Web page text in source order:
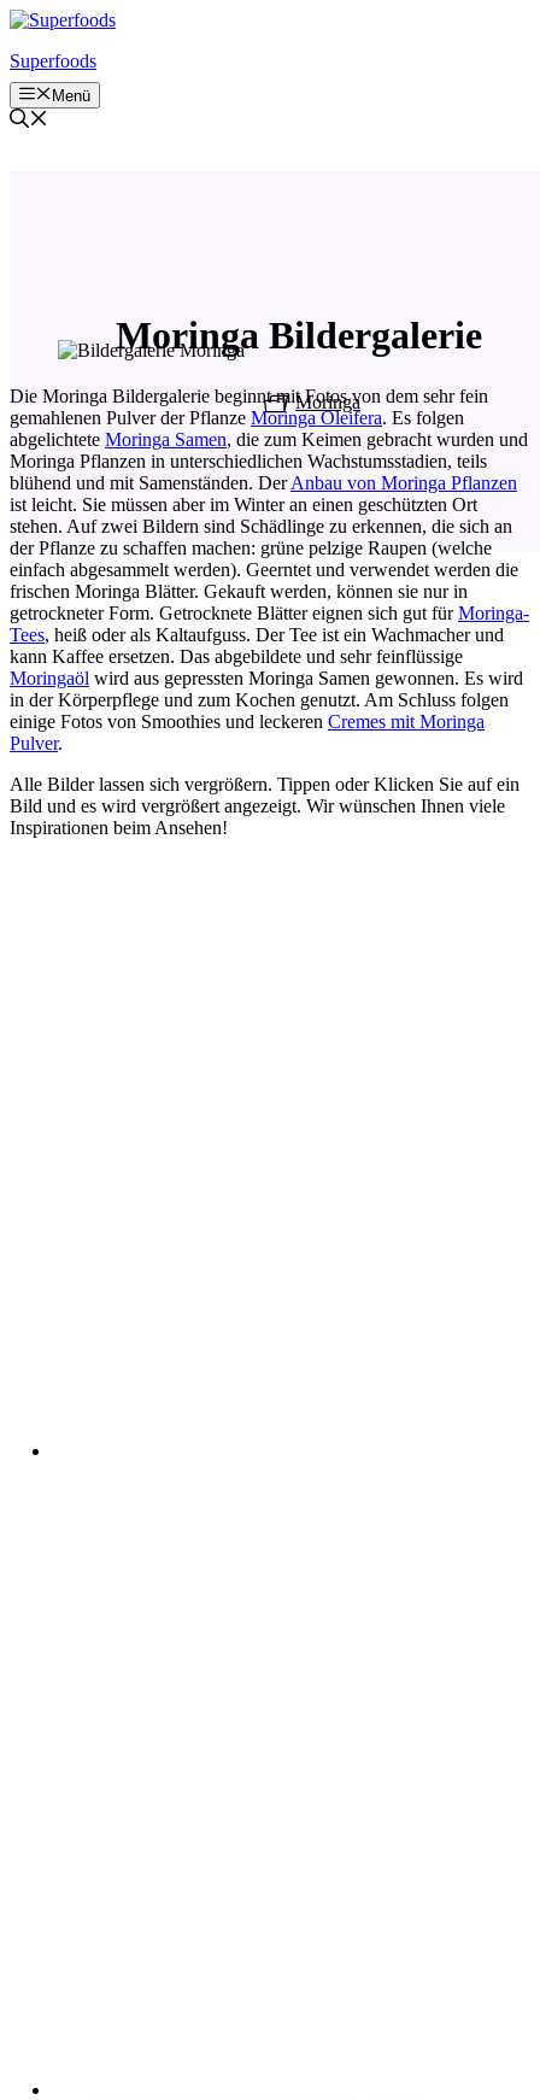
Zum
springen
Superfoods
Menü
Moringa Bildergalerie
Moringa
Die Moringa Bildergalerie beginnt mit Fotos von dem sehr fein
gemahlenen Pulver der Pflanze Moringa Oleifera. Es folgen
abgelichtete Moringa Samen, die zum Keimen gebracht wurden und
Moringa Pflanzen in unterschiedlichen Wachstumsstadien, teils
blühend und mit Samenständen. DerAnbau von Moringa Pflanzen
ist leicht. Sie müssen aber im Winter an einen geschützten Ort
stehen. Auf zwei Bildern sind Schädlinge zu erkennen, die sich an
der Pflanze zu schaffen machen: grüne pelzige Raupen (welche
einfach abgesammelt werden). Geerntet und verwendet werden die
frischen Moringa Blätter. Gekauft werden, können sie nur in
getrockneter Form. Getrocknete Blätter eignen sich gut fürMoringa-
Tees, heiß oder als Kaltaufguss. Der Tee ist ein Wachmacher und
kann Kaffee ersetzen. Das abgebildete und sehr feinflüssige
Moringaöl wird aus gepressten Moringa Samen gewonnen. Es wird
in der Körperpflege und zum Kochen genutzt. Am Schluss folgen
einige Fotos von Smoothies und leckeren Cremes mit Moringa
Pulver.
Alle Bilder lassen sich vergrößern. Tippen oder Klicken Sie auf ein
Bild und es wird vergrößert angezeigt. Wir wünschen Ihnen viele
Inspirationen beim Ansehen!